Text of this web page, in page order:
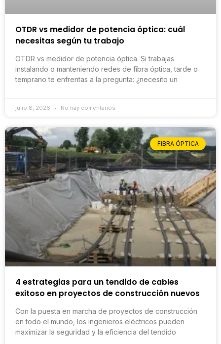
OTDR vs medidor de potencia óptica: cuál
necesitas según tu trabajo
OTDR vs medidor de potencia óptica. Si trabajas
instalando o manteniendo redes de fibra óptica, tarde o
temprano te enfrentas a la pregunta: ¿necesito un
julio 8, 2026 No hay comentarios
FIBRA ÓPTICA
4 estrategias para un tendido de cables
exitoso en proyectos de construcción nuevos
Con la puesta en marcha de proyectos de construcción
en todo el mundo, los ingenieros eléctricos pueden
maximizar la seguridad y la eficiencia del tendido